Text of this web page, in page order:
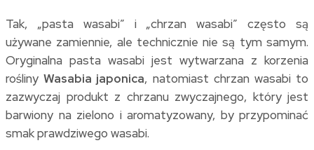
Tak, „pasta wasabi” i „chrzan wasabi” często są
używane zamiennie, ale technicznie nie są tym samym.
Oryginalna pasta wasabi jest wytwarzana z korzenia
roślinyWasabia japonica, natomiast chrzan wasabi to
zazwyczaj produkt z chrzanu zwyczajnego, który jest
barwiony na zielono i aromatyzowany, by przypominać
smak prawdziwego wasabi.